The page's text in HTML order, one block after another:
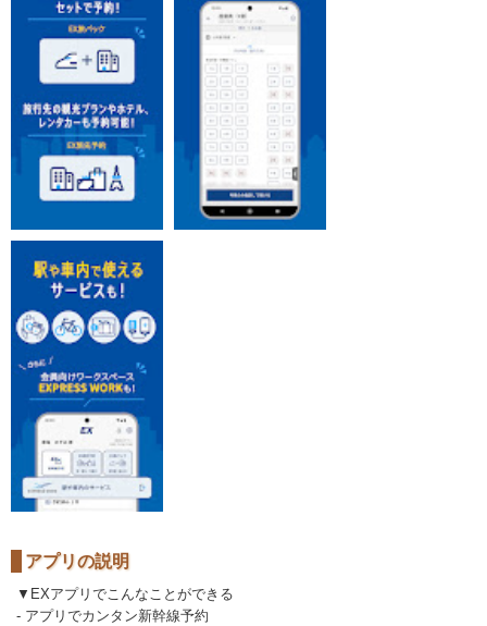
アプリの説明
▼EXアプリでこんなことができる
- アプリでカンタン新幹線予約